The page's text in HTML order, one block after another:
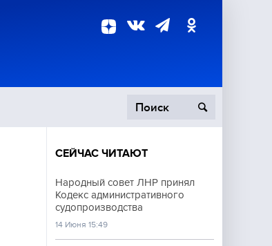
СЕЙЧАС ЧИТАЮТ
Народный совет ЛНР принял
Кодекс административного
судопроизводства
14 Июня 15:49